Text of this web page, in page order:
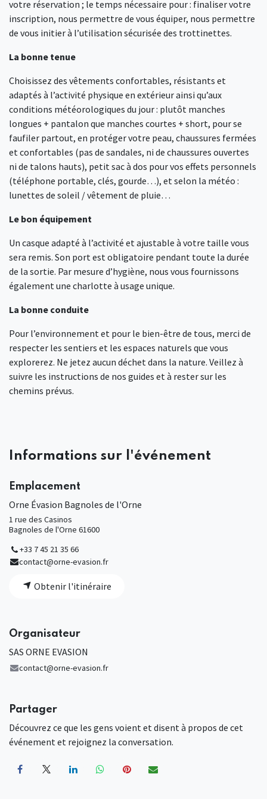
votre réservation ; le temps nécessaire pour : finaliser votre
inscription, nous permettre de vous équiper, nous permettre
de vous initier à l’utilisation sécurisée des trottinettes.
La bonne tenue
Choisissez des vêtements confortables, résistants et
adaptés à l’activité physique en extérieur ainsi qu’aux
conditions météorologiques du jour : plutôt manches
longues + pantalon que manches courtes + short, pour se
faufiler partout, en protéger votre peau, chaussures fermées
et confortables (pas de sandales, ni de chaussures ouvertes
ni de talons hauts), petit sac à dos pour vos effets personnels
(téléphone portable, clés, gourde…), et selon la météo :
lunettes de soleil / vêtement de pluie…
Le bon équipement
Un casque adapté à l’activité et ajustable à votre taille vous
sera remis. Son port est obligatoire pendant toute la durée
de la sortie. Par mesure d’hygiène, nous vous fournissons
également une charlotte à usage unique.
La bonne conduite
Pour l’environnement et pour le bien-être de tous, merci de
respecter les sentiers et les espaces naturels que vous
explorerez. Ne jetez aucun déchet dans la nature. Veillez à
suivre les instructions de nos guides et à rester sur les
chemins prévus.
Informations sur l'événement
Emplacement
Orne Évasion Bagnoles de l'Orne
1 rue des Casinos
Bagnoles de l'Orne 61600
+33 7 45 21 35 66
contact@orne-evasion.fr
Obtenir l'itinéraire
Organisateur
SAS ORNE EVASION
contact@orne-evasion.fr
Partager
Découvrez ce que les gens voient et disent à propos de cet
événement et rejoignez la conversation.